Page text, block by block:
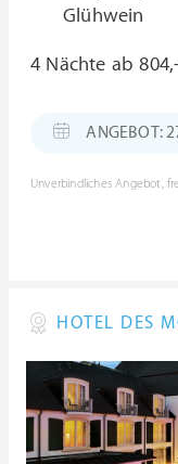
Glühwein
4 Nächte ab
ANGEBOT:
Unverbindliches Angebot,
HOTEL DES